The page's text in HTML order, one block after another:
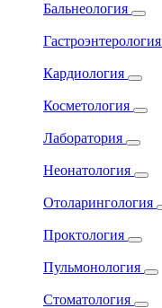
Бальнеология
Гастроэнтерология
Кардиология
Косметология
Лаборатория
Неонатология
Отоларингология
Проктология
Пульмонология
Стоматология